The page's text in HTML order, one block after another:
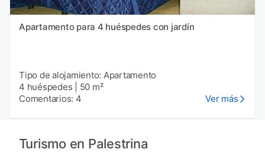
Apartamento para 4 huéspedes con jardín
Tipo de alojamiento: Apartamento
4 huéspedes
50 m²
Comentarios: 4
Ver más
Turismo en Palestrina